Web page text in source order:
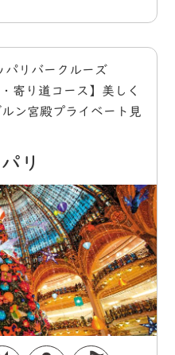
パリバークルーズ
寄り道コース】美しく
ン宮殿プライベート見
リ